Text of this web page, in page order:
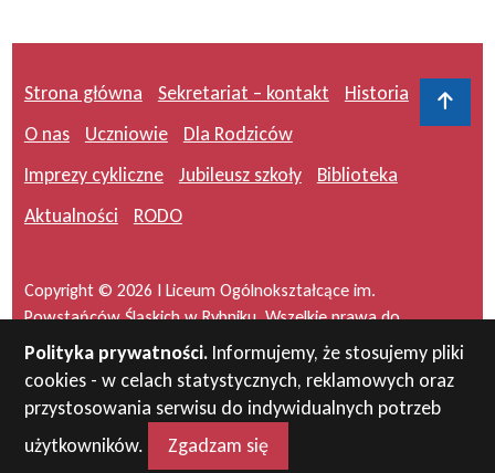
Polityka prywatności. Informujemy, że stosujemy pliki
cookies - w celach statystycznych, reklamowych oraz
przystosowania serwisu do indywidualnych potrzeb
użytkowników.
Zgadzam się
Strona główna Sekretariat – kontakt
Historia
O nas
Uczniowie
Dla Rodziców
Imprezy cykliczne
Jubileusz szkoły
Biblioteka
Aktualności
RODO
Copyright © 2026 I Liceum Ogólnokształcące im.
Powstańców Śląskich w Rybniku. Wszelkie prawa do
serwisu zastrzeżone.
Projekt i wykonanie: masideas.pl
Do